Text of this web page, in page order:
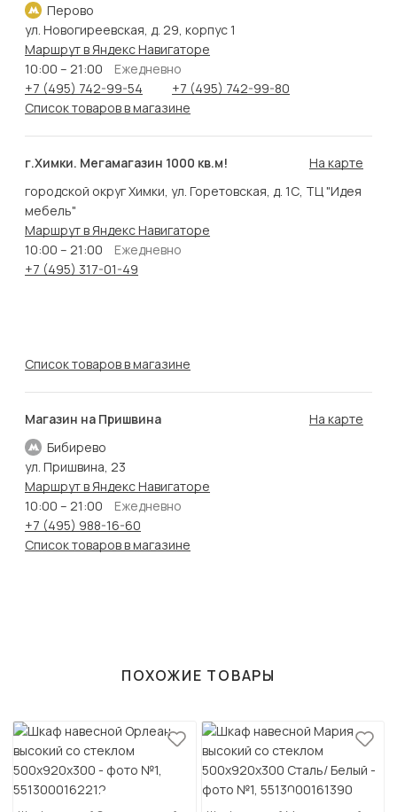
Перово
ул. Новогиреевская, д. 29, корпус 1
Маршрут в Яндекс Навигаторе
10:00 – 21:00
Ежедневно
+7 (495) 742-99-54
+7 (495) 742-99-80
Список товаров в магазине
г.Химки. Мегамагазин 1000 кв.м!
На карте
городской округ Химки, ул. Горетовская, д. 1С, ТЦ "Идея
мебель"
Маршрут в Яндекс Навигаторе
10:00 – 21:00
Ежедневно
+7 (495) 317-01-49
Список товаров в магазине
Магазин на Пришвина
Бибирево
На карте
ул. Пришвина, 23
Маршрут в Яндекс Навигаторе
10:00 – 21:00
Ежедневно
+7 (495) 988-16-60
Список товаров в магазине
ПОХОЖИЕ ТОВАРЫ